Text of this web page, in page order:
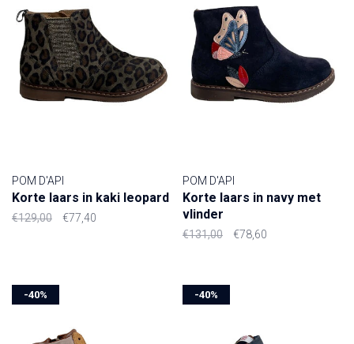
POM D'API
Korte laars in kaki leopard
€129,00 €77,40
POM D'API
Korte laars in navy met
vlinder
€131,00 €78,60
-40% -40%